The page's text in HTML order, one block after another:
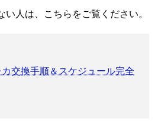
い人は、こちらをご覧ください。
カ交換手順＆スケジュール完全